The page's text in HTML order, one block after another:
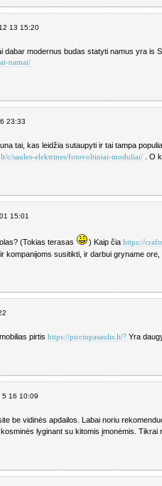
13 15:20
dabar modernus budas statyti namus yra is
namai/
23:33
tai, kas leidžia sutaupyti ir tai tampa
c/saules-elektrines/fotovoltiniai-moduliai/ . O
15:01
(Tokias terasas ) Kaip čiahttps://
kompanijoms susitikti, ir darbui gryname
pirtishttps://pirciupasaulis.lt/? Yra
5 16 10:09
be vidinės apdailos. Labai noriu
lyginant su kitomis įmonėmis.